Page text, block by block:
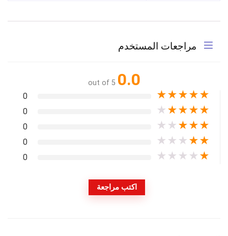
مراجعات المستخدم
0.0
out of 5
★
★
★
★
★
0
★
★
★
★
★
0
★
★
★
★
★
0
★
★
★
★
★
0
★
★
★
★
★
0
اكتب مراجعة